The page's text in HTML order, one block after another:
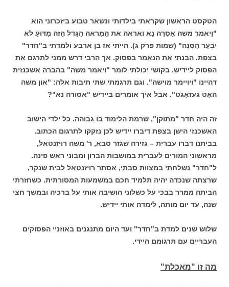
הטקסט הראשון שקראתי בילדותי ונשאר טבוע ביזכרוני הוא
"וַיאמֶר משֶׁה אָסֻרָה נָּא וְאֶרְאֶה אֶת הַמַּרְאֶה הַגָּדל הַזֶּה מַדּוּעַ לא
יִבְעַר הַסְּנֶה" (שמות פרק ג). הייתי אז בן ארבע ולמדתי ב"חדר"
בצפת. הבנתי את הנאמר בפסוק. אך הרבי דרש ממני לתרגם את
הפסוק ליידיש. בקושי יכולתי לומר "ויאמר משה" בהברה אשכנזית
דהיינו "ויויימר מוישה". וגם תרגמתי שתי תיבות אלה: "און משה
האָט געזאָגט". אבל איך אומרים ביידיש "אסורה נא"?
זה היה חדר "מתוקן", שרמת הלימוד בו גבוהה. כל ילדי הישוב
האשכנזי הישן בצפת דיברו יידיש לכן נזקקו לתרגום הכתוב.
בביתנו דברו עברית – גזירה שגזר סבא, ר' משה רויזנטאל,
מראשוני המורים לעברית במושבות הברון ומבוני ראש פינה.
ל"חדר" נשלחתי במצוות סבתי, אסתר רויזנטאל לבית שנקר,
שרצתה שנכדה יהיה תלמיד חכם במשמעות המסורתית. כשחזרתי
הביתה ממרר בבכי על כשלוני הושיבה אותי על ברכיה ובמשך חצי
שנה, עד יום מותה, לימדה אותי יידיש.
שלוש שנים למדת ב"חדר" ועד היום מתנגנים באוזניי הפסוקים
העבריים עם תרגומם היידי.
מה זו "מאכלת"